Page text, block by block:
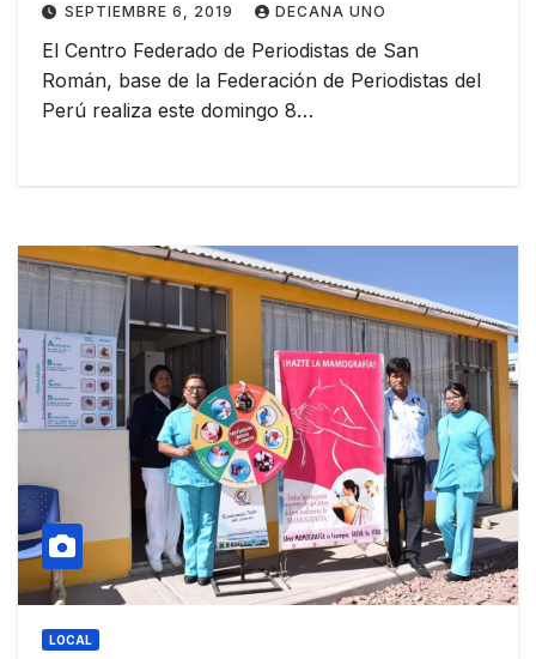
SEPTIEMBRE 6, 2019 DECANA UNO
El Centro Federado de Periodistas de San
Román, base de la Federación de Periodistas del
Perú realiza este domingo 8…
LOCAL